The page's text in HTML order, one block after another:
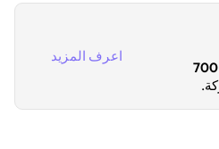
700
اعرف المزيد